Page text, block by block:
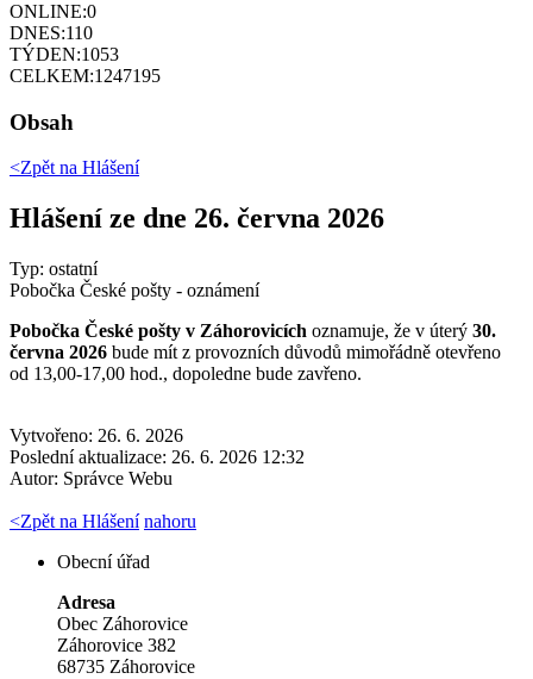
ONLINE:0
DNES:110
TÝDEN:1053
CELKEM:1247195
Obsah
<Zpět na Hlášení
Hlášení ze dne 26. června 2026
Typ: ostatní
Pobočka České pošty - oznámení
Pobočka České pošty v Záhorovicích oznamuje, že v úterý 30.
června 2026 bude mít z provozních důvodů mimořádně otevřeno
od 13,00-17,00 hod., dopoledne bude zavřeno.
Vytvořeno: 26. 6. 2026
Poslední aktualizace: 26. 6. 2026 12:32
Autor: Správce Webu
<Zpět na Hlášení nahoru
Obecní úřad
Adresa
Obec Záhorovice
Záhorovice 382
68735 Záhorovice